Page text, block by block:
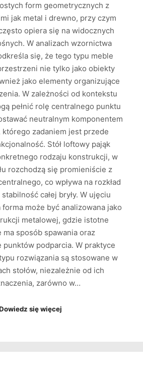
form geometrycznych z
jak metal i drewno, przy czym
opiera się na widocznych
W analizach wzornictwa
się, że tego typu meble
nie tylko jako obiekty
jako elementy organizujące
W zależności od kontekstu
pełnić rolę centralnego punktu
neutralnym komponentem
którego zadaniem jest przede
Stół loftowy pająk
rodzaju konstrukcji, w
rozchodzą się promieniście z
co wpływa na rozkład
całej bryły. W ujęciu
może być analizowana jako
metalowej, gdzie istotne
ma sposób spawania oraz
punktów podparcia. W praktyce
rozwiązania są stosowane w
stołów, niezależnie od ich
zarówno w…
się więcej